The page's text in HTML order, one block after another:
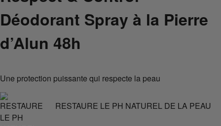
Déodorant Spray à la Pierre
d’Alun 48h
Une protection puissante qui respecte la peau
RESTAURE LE PH NATUREL DE LA PEAU